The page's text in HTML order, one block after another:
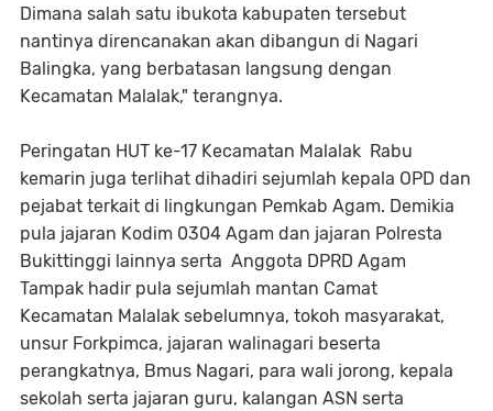
Dimana salah satu ibukota kabupaten tersebut
nantinya direncanakan akan dibangun di Nagari
Balingka, yang berbatasan langsung dengan
Kecamatan Malalak," terangnya.
Peringatan HUT ke-17 Kecamatan Malalak Rabu
kemarin juga terlihat dihadiri sejumlah kepala OPD dan
pejabat terkait di lingkungan Pemkab Agam. Demikia
pula jajaran Kodim 0304 Agam dan jajaran Polresta
Bukittinggi lainnya serta Anggota DPRD Agam
Tampak hadir pula sejumlah mantan Camat
Kecamatan Malalak sebelumnya, tokoh masyarakat,
unsur Forkpimca, jajaran walinagari beserta
perangkatnya, Bmus Nagari, para wali jorong, kepala
sekolah serta jajaran guru, kalangan ASN serta